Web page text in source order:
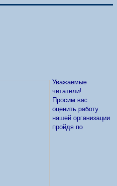
Уважаемые
читатели!
Просим вас
оценить работу
нашей организации
пройдя по